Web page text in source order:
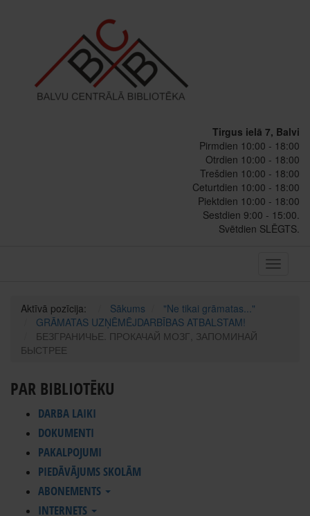
Tirgus ielā 7, Balvi
Pirmdien 10:00 - 18:00
Otrdien 10:00 - 18:00
Trešdien 10:00 - 18:00
Ceturtdien 10:00 - 18:00
Piektdien 10:00 - 18:00
Sestdien 9:00 - 15:00.
Svētdien SLĒGTS.
Toggle
Aktīvā pozīcija: Sākums
"Ne tikai grāmatas..."
GRĀMATAS UZŅĒMĒJDARBĪBAS ATBALSTAM!
БЕЗГРАНИЧЬЕ. ПРОКАЧАЙ МОЗГ, ЗАПОМИНАЙ
БЫСТРЕЕ
PAR BIBLIOTĒKU
DARBA LAIKI
DOKUMENTI
PAKALPOJUMI
PIEDĀVĀJUMS SKOLĀM
ABONEMENTS
INTERNETS